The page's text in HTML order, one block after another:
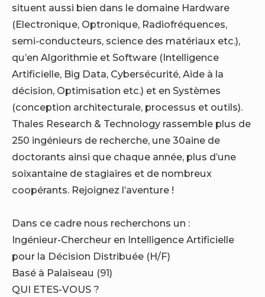
situent aussi bien dans le domaine Hardware
(Electronique, Optronique, Radiofréquences,
semi-conducteurs, science des matériaux etc.),
qu’en Algorithmie et Software (Intelligence
Artificielle, Big Data, Cybersécurité, Aide à la
décision, Optimisation etc.) et en Systèmes
(conception architecturale, processus et outils).
Thales Research & Technology rassemble plus de
250 ingénieurs de recherche, une 30aine de
doctorants ainsi que chaque année, plus d’une
soixantaine de stagiaires et de nombreux
coopérants. Rejoignez l’aventure !
Dans ce cadre nous recherchons un :
Ingénieur-Chercheur en Intelligence Artificielle
pour la Décision Distribuée (H/F)
Basé à Palaiseau (91)
QUI ETES-VOUS ?